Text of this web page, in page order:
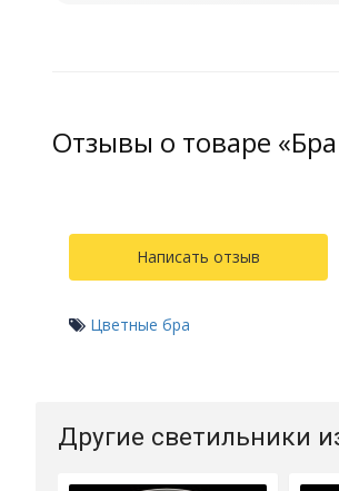
Отзывы о товаре
Написать отзыв
Цветные бра
Другие светильники